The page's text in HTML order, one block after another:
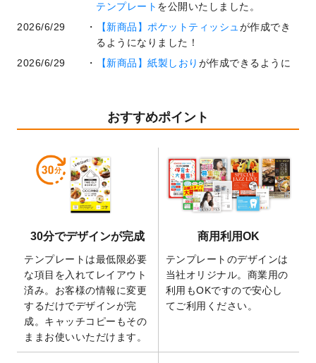
テンプレート を公開いたしました。
2026/6/29
【新商品】ポケットティッシュが作成でき
るようになりました！
2026/6/29
【新商品】紙製しおり が作成できるように
業効率を上げる便利な操作方法3選！
開いたしました。
暑中見舞いのデザインテンプレート
しました。
2026/5/28
【新商品】マグネットステッカーが作成で
きるようになりました！
の全4ステップを解説！」を公開いたしまし
た。
2026/4/23
コラム「 画像の配置・差し替え・トリミン
グ」「テンプレート間でパーツを流用する
方法」を公開いたしました。
2026/4/21
アクリルキーホルダーのデザインテンプレ
ート を追加いたしました。
おすすめポイント
30分でデザインが完成
テンプレートは最低限必要
な項目を入れてレイアウト
済み。お客様の情報に変更
するだけでデザインが完
成。キャッチコピーもその
ままお使いいただけます。
商用利用OK
テンプレートのデザインは
当社オリジナル。商業用の
利用もOKですので安心し
てご利用ください。